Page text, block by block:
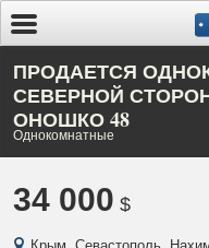
ПРОДАЕТСЯ
СЕВЕРНОЙ
ОНОШКО 48
Однокомнатные
34 000 $